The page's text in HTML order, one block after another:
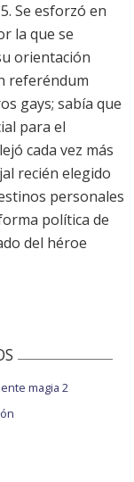
Se esforzó en
la que se
orientación
referéndum
gays; sabía que
para el
cada vez más
recién elegido
personales
política de
del héroe
magia 2